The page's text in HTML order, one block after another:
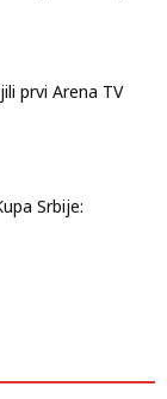
prvi Arena TV
Srbije: